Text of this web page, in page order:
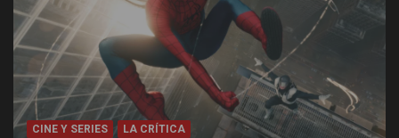
CINE Y SERIES LA CRÍTICA